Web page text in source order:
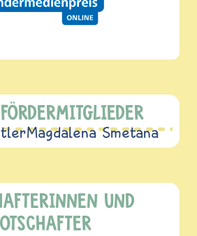
Magdalena Smetana
UND